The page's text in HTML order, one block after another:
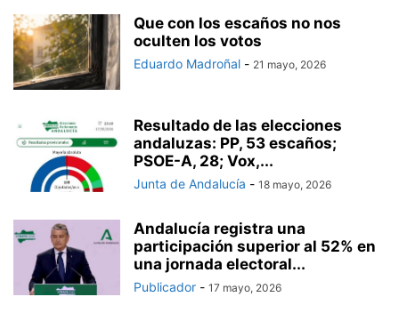
Que con los escaños no nos
oculten los votos
Eduardo Madroñal - 21 mayo, 2026
Resultado de las elecciones
andaluzas: PP, 53 escaños;
PSOE-A, 28; Vox,...
Junta de Andalucía - 18 mayo, 2026
Andalucía registra una
participación superior al 52% en
una jornada electoral...
Publicador - 17 mayo, 2026